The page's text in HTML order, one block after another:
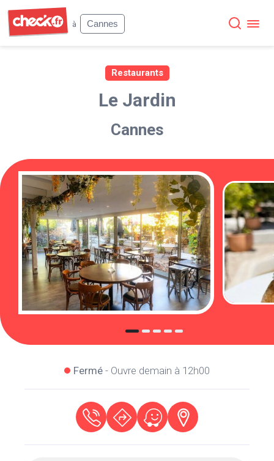
à
Cannes
Restaurants
Le Jardin
Cannes
Fermé - Ouvre demain à 12h00